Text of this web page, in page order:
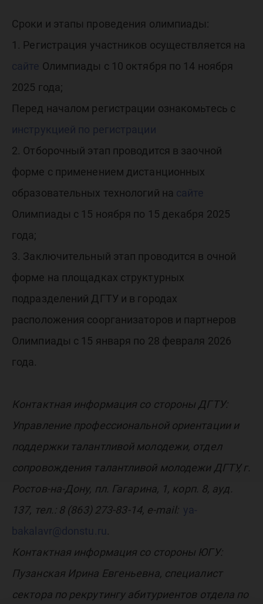
Сроки и этапы проведения олимпиады:
1. Регистрация участников осуществляется на
сайте Олимпиады с 10 октября по 14 ноября
2025 года;
Перед началом регистрации ознакомьтесь с
инструкцией по регистрации
2. Отборочный этап проводится в заочной
форме с применением дистанционных
образовательных технологий на сайте
Олимпиады с 15 ноября по 15 декабря 2025
года;
3. Заключительный этап проводится в очной
форме на площадках структурных
подразделений ДГТУ и в городах
расположения соорганизаторов и партнеров
Олимпиады с 15 января по 28 февраля 2026
года.
Контактная информация со стороны ДГТУ:
Управление профессиональной ориентации и
поддержки талантливой молодежи, отдел
сопровождения талантливой молодежи ДГТУ, г.
Ростов-на-Дону, пл. Гагарина, 1, корп. 8, ауд.
137, тел.: 8 (863) 273-83-14, e-mail: ya-
bakalavr@donstu.ru.
Контактная информация со стороны ЮГУ:
Пузанская Ирина Евгеньевна, специалист
сектора по рекрутингу абитуриентов отдела по